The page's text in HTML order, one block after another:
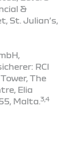
&
St. Julian’s,
RCI
The
Elia
Malta.3,4